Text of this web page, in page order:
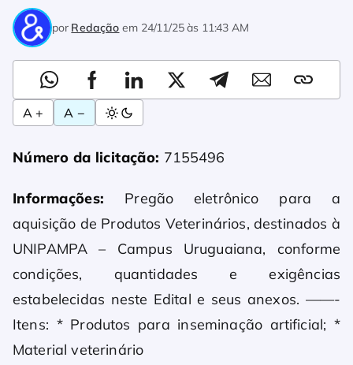
por Redação em 24/11/25 às 11:43 AM
A + A −
Número da licitação: 7155496
Informações: Pregão eletrônico para a
aquisição de Produtos Veterinários, destinados à
UNIPAMPA – Campus Uruguaiana, conforme
condições, quantidades e exigências
estabelecidas neste Edital e seus anexos. ——-
Itens: * Produtos para inseminação artificial; *
Material veterinário